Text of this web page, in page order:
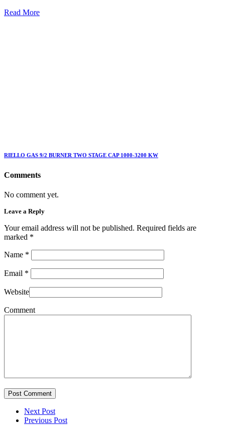
Read More
RIELLO GAS 9/2 BURNER TWO STAGE CAP 1000-3200 KW
Comments
No comment yet.
Leave a Reply
Your email address will not be published. Required fields are
marked *
Name *
Email *
Website
Comment
Post Comment
Next Post
Previous Post